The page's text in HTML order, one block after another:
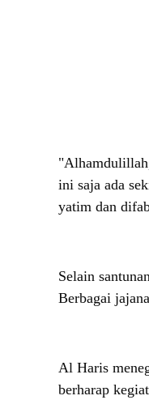
ini saja ada
yatim dan
Selain
Berbagai
Al Haris
berharap